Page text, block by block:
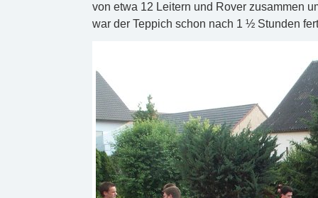
von etwa 12 Leitern und Rover zusammen
war der Teppich schon nach 1 ½ Stunden